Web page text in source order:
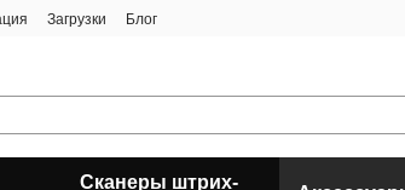
Загрузки Блог
Сканеры штрих-